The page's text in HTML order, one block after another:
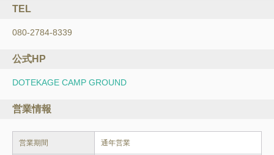
TEL
080-2784-8339
公式HP
DOTEKAGE CAMP GROUND
営業情報
営業期間 通年営業